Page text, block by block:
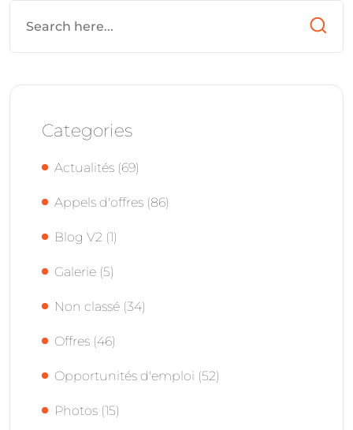
Categories
Actualités (69)
Appels d'offres (86)
Blog V2 (1)
Galerie (5)
Non classé (34)
Offres (46)
Opportunités d'emploi (52)
Photos (15)